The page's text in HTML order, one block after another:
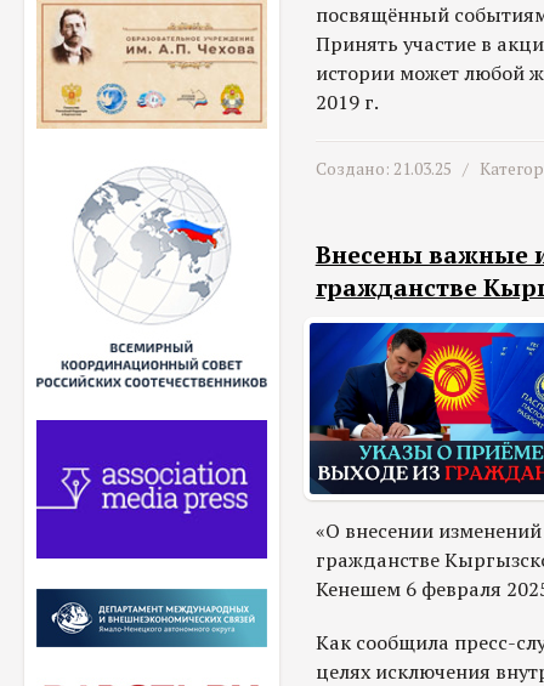
посвящённый
Принять участие в
истории может любой
2019 г.
Создано: 21.03.25 /
Внесены важные
гражданстве
«О внесении
гражданстве
Кенешем 6 февраля
Как сообщила пресс-
целях исключения